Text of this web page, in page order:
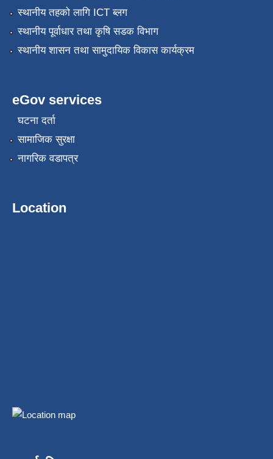
स्थानीय तहको लागि ICT ब्लग
स्थानीय पूर्वाधार तथा कृषि सडक विभाग
स्थानीय शासन तथा सामुदायिक विकास कार्यक्रम
eGov services
घटना दर्ता
सामाजिक सुरक्षा
नागरिक वडापत्र
Location